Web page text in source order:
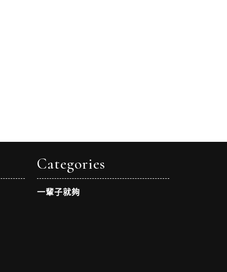
Categories
一輩子就夠